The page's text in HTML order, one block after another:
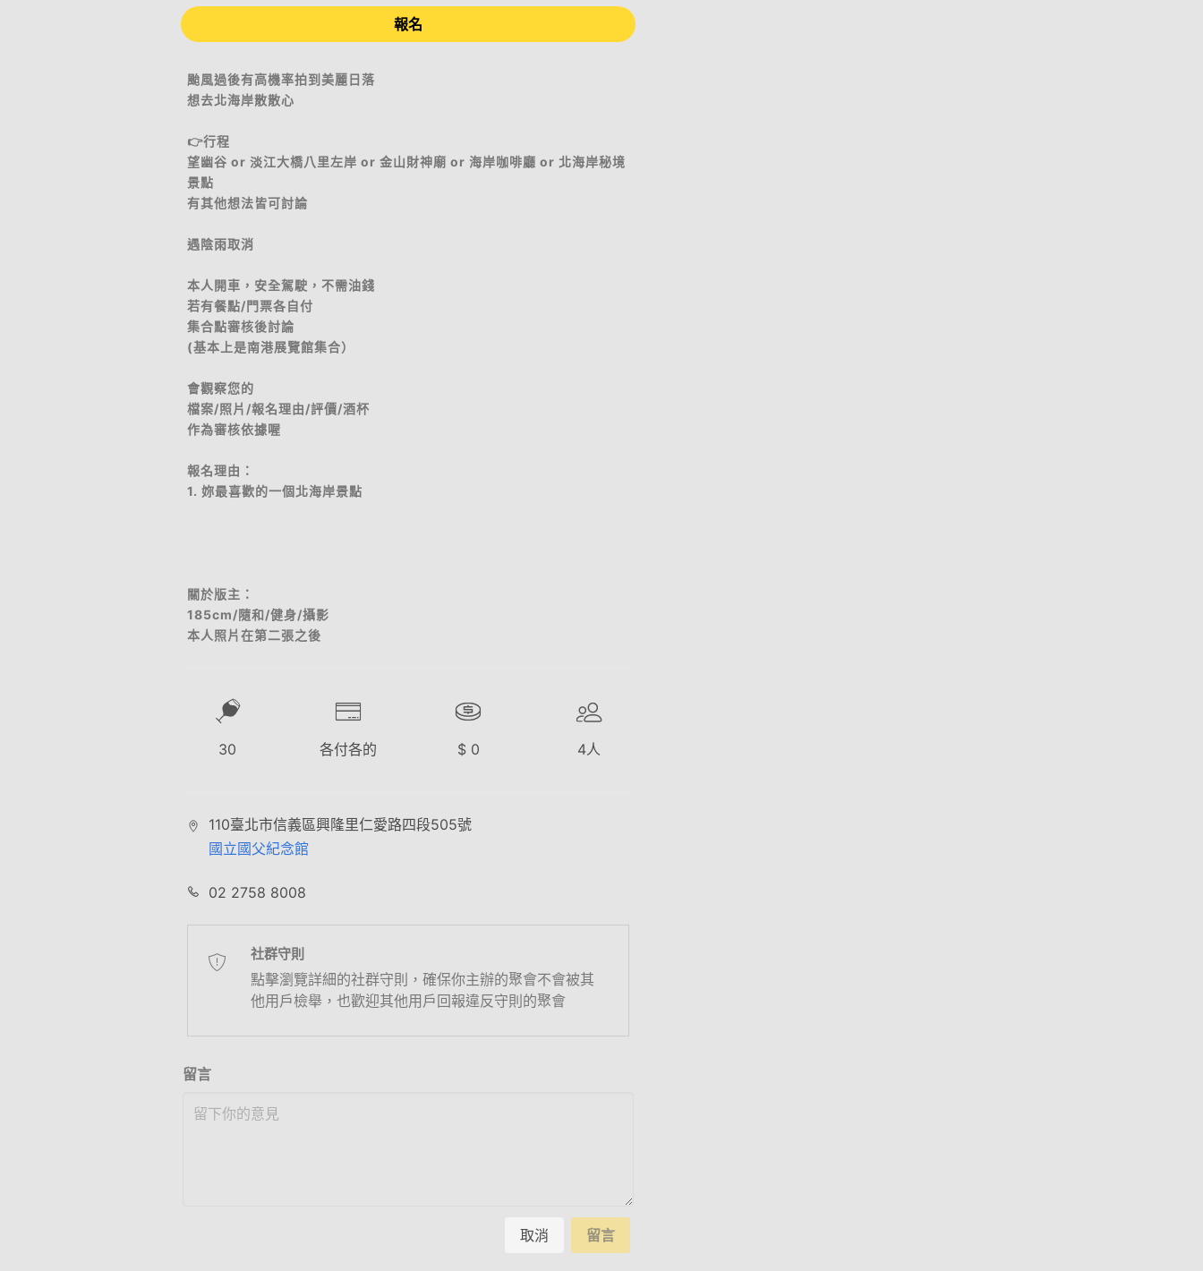
報名
颱風過後有高機率拍到美麗日落
想去北海岸散散心
👉行程
望幽谷 or 淡江大橋八里左岸 or 金山財神廟 or 海岸咖啡廳 or 北海岸秘境
景點
有其他想法皆可討論
遇陰雨取消
本人開車，安全駕駛，不需油錢
若有餐點/門票各自付
集合點審核後討論
(基本上是南港展覽館集合）
會觀察您的
檔案/照片/報名理由/評價/酒杯
作為審核依據喔
報名理由：
1. 妳最喜歡的一個北海岸景點
關於版主：
185cm/隨和/健身/攝影
本人照片在第二張之後
30 各付各的 $ 0 4人
110臺北市信義區興隆里仁愛路四段505號
國立國父紀念館
02 2758 8008
社群守則
點擊瀏覽詳細的社群守則，確保你主辦的聚會不會被其
他用戶檢舉，也歡迎其他用戶回報違反守則的聚會
留言
取消 留言